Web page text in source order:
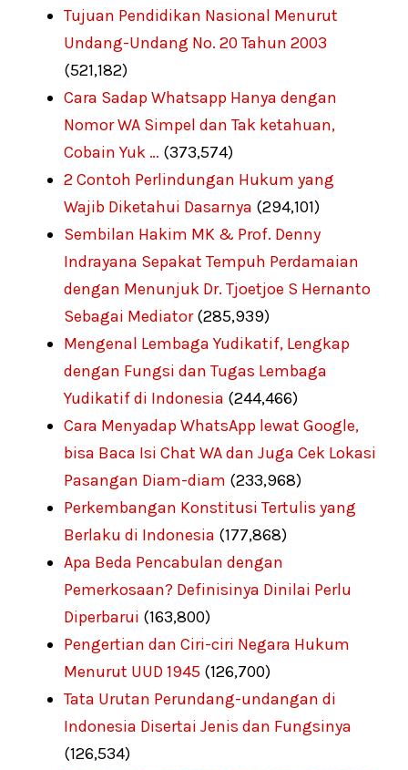
Tujuan Pendidikan Nasional Menurut
Undang-Undang No. 20 Tahun 2003
(521,182)
Cara Sadap Whatsapp Hanya dengan
Nomor WA Simpel dan Tak ketahuan,
Cobain Yuk … (373,574)
2 Contoh Perlindungan Hukum yang
Wajib Diketahui Dasarnya (294,101)
Sembilan Hakim MK & Prof. Denny
Indrayana Sepakat Tempuh Perdamaian
dengan Menunjuk Dr. Tjoetjoe S Hernanto
Sebagai Mediator (285,939)
Mengenal Lembaga Yudikatif, Lengkap
dengan Fungsi dan Tugas Lembaga
Yudikatif di Indonesia (244,466)
Cara Menyadap WhatsApp lewat Google,
bisa Baca Isi Chat WA dan Juga Cek Lokasi
Pasangan Diam-diam (233,968)
Perkembangan Konstitusi Tertulis yang
Berlaku di Indonesia (177,868)
Apa Beda Pencabulan dengan
Pemerkosaan? Definisinya Dinilai Perlu
Diperbarui (163,800)
Pengertian dan Ciri-ciri Negara Hukum
Menurut UUD 1945 (126,700)
Tata Urutan Perundang-undangan di
Indonesia Disertai Jenis dan Fungsinya
(126,534)